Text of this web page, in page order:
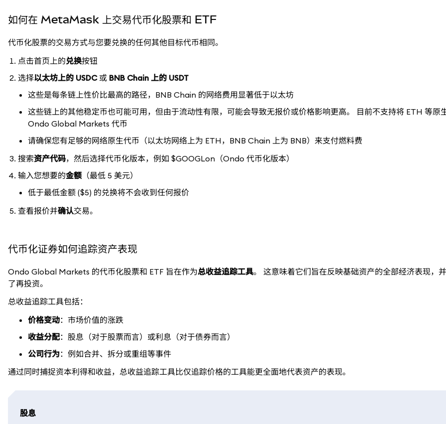
如何在 MetaMask 上交易代币化股票和 ETF
代币化股票的交易方式与您要兑换的任何其他目标代币相同。
点击首页上的兑换按钮
选择以太坊上的 USDC或 BNB Chain 上的 USDT
这些是每条链上性价比最高的路径，BNB Chain 的网络费用显著低于以太坊
这些链上的其他稳定币也可能可用，但由于流动性有限，可能会导致无报价或价格影响更高。 目前不支持将 ETH 等原
Ondo Global Markets 代币
请确保您有足够的网络原生代币（以太坊网络上为 ETH，BNB Chain 上为 BNB）来支付燃料费
搜索资产代码，然后选择代币化版本，例如 $GOOGLon（Ondo 代币化版本）
输入您想要的金额（最低 5 美元）
低于最低金额 ($5) 的兑换将不会收到任何报价
查看报价并确认交易。
代币化证券如何追踪资产表现
Ondo Global Markets 的代币化股票和 ETF 旨在作为总收益追踪工具。 这意味着它们旨在反映基础资产的全部经济表现，
了再投资。
总收益追踪工具包括：
价格变动：市场价值的涨跌
收益分配：股息（对于股票而言）或利息（对于债券而言）
公司行为：例如合并、拆分或重组等事件
通过同时捕捉资本利得和收益，总收益追踪工具比仅追踪价格的工具能更全面地代表资产的表现。
股息